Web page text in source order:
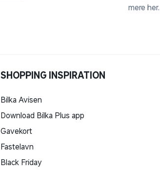
mere her.
SHOPPING INSPIRATION
Bilka Avisen
Download Bilka Plus app
Gavekort
Fastelavn
Black Friday